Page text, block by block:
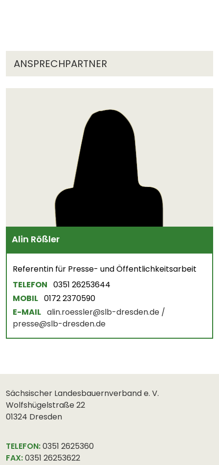
ANSPRECHPARTNER
Alin Rößler
Referentin für Presse- und Öffentlichkeitsarbeit
TELEFON 0351 26253644
MOBIL 0172 2370590
E-MAIL alin.roessler@slb-dresden.de /
presse@slb-dresden.de
Sächsischer Landesbauernverband e. V.
Wolfshügelstraße 22
01324 Dresden
TELEFON:0351 2625360
FAX:0351 26253622